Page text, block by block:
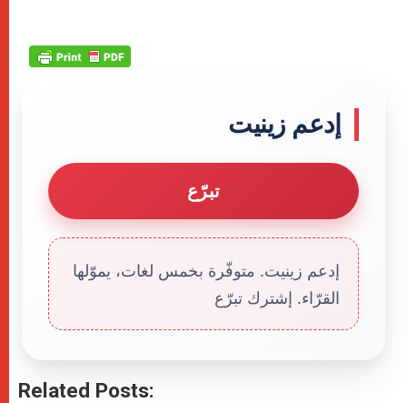
إدعم زينيت
تبرّع
إدعم زينيت. متوفّرة بخمس لغات، يموّلها
القرّاء. إشترك تبرّع
Related Posts: